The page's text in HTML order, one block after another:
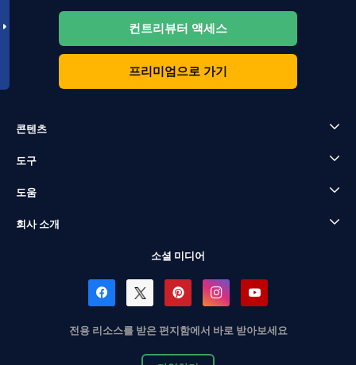
컨트리뷰터 액세스
프리미엄으로 가기
콘텐츠
도구
도움
회사 소개
소셜 미디어
전용 리소스를 받은 편지함에서 바로 받아보세요